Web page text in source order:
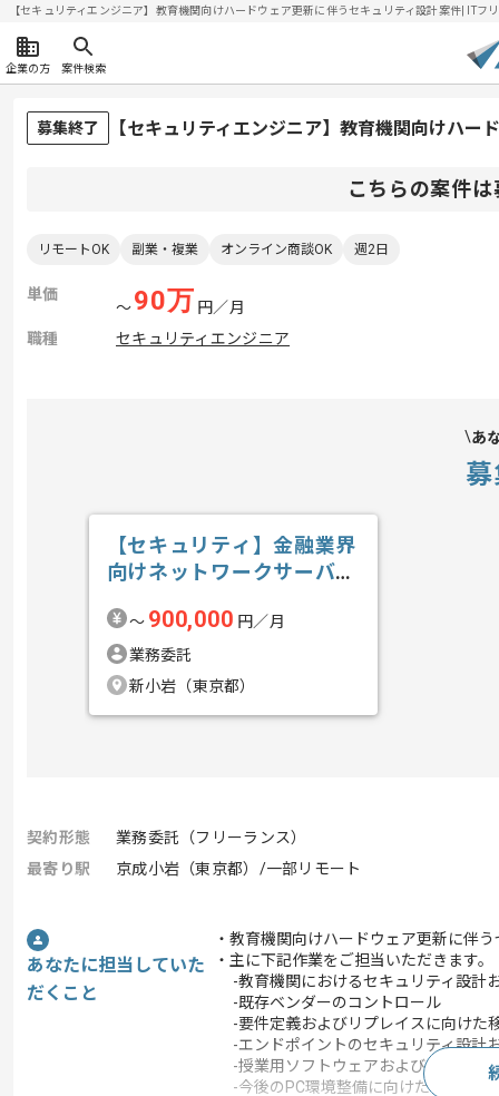
【セキュリティエンジニア】教育機関向けハードウェア更新に伴うセキュリティ設計案件| IT
企業の方 案件検索
募集終了 【セキュリティエンジニア】教育機関向けハ
こちらの案件
リモートOK 副業・複業 オンライン商談OK 週2日
単価
〜90万 円／月
職種
セキュリティエンジニア
あ
【セキュリティ】金融業界
向けネットワークサーバセ
件〜 900,000 円／月
業務委託
新小岩（東京都）
契約形態
業務委託（フリーランス）
最寄り駅
京成小岩（東京都）/一部リモート
あなたに担当していた
だくこと
・教育機関向けハードウェア更新に伴
・主に下記作業をご担当いただきます。
-教育機関におけるセキュリティ設計
-既存ベンダーのコントロール
-要件定義およびリプレイスに向けた
-エンドポイントのセキュリティ設計
-授業用ソフトウェアおよびハードウ
-今後のPC環境整備に向けたセキュリ